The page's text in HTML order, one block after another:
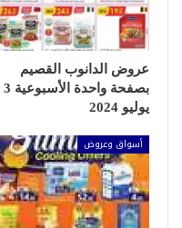
عروض الدانوب القصيم
بصفحة واحدة الأسبوعية 3
يوليو 2024
أسواق وعروض